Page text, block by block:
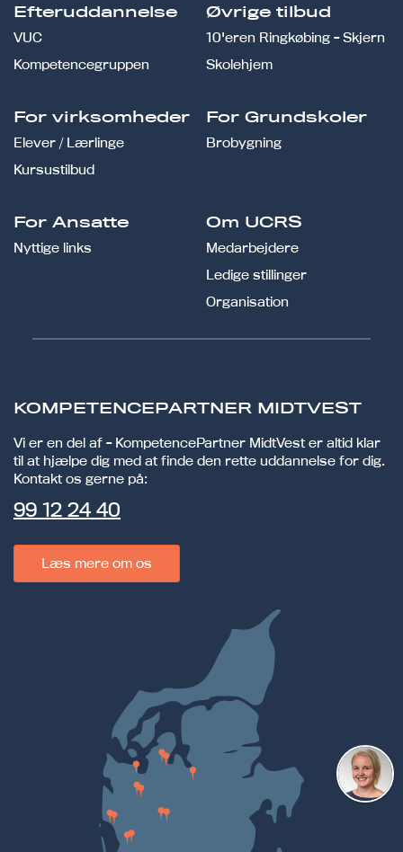
Efteruddannelse
VUC
Kompetencegruppen
Øvrige tilbud
10'eren Ringkøbing - Skjern
Skolehjem
For virksomheder
Elever / Lærlinge
Kursustilbud
For Grundskoler
Brobygning
For Ansatte
Nyttige links
Om UCRS
Medarbejdere
Ledige stillinger
Organisation
KOMPETENCEPARTNER MIDTVEST
Vi er en del af - KompetencePartner MidtVest er altid klar
til at hjælpe dig med at finde den rette uddannelse for dig.
Kontakt os gerne på:
99 12 24 40
Læs mere om os